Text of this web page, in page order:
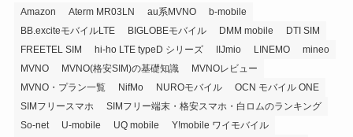
Amazon Aterm MR03LN au系MVNO
b-mobile
BB.exciteモバイルLTE
BIGLOBEモバイル DMM mobile
DTI SIM
FREETEL SIM
hi-ho LTE typeD シリーズ IIJmio LINEMO
mineo
MVNO
MVNO(格安SIM)の基礎知識
MVNOレビュー
MVNO・プラン一覧
NifMo NUROモバイル
OCN モバイル ONE
SIMフリースマホ
SIMフリー端末・格安スマホ・白ロムのランキング
So-net
U-mobile UQ mobile
Y!mobile ワイモバイル